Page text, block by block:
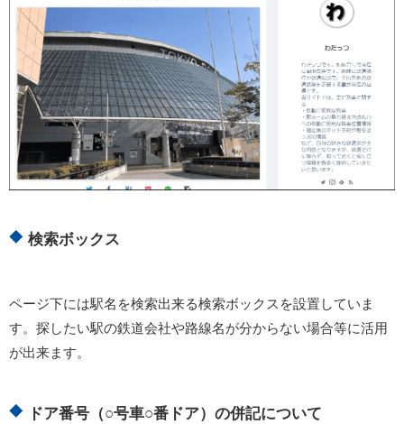
検索ボックス
ページ下には駅名を検索出来る検索ボックスを設置していま
す。探したい駅の鉄道会社や路線名が分からない場合等に活用
が出来ます。
ドア番号（○号車○番ドア）の併記について